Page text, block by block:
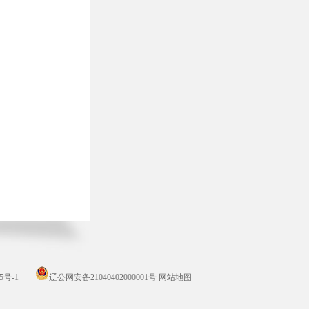
号-1 辽公网安备21040402000001号 网站地图